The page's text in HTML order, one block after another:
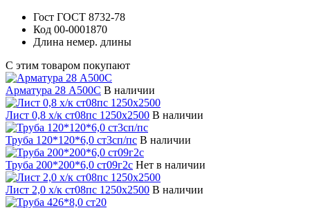
Гост ГОСТ 8732-78
Код 00-0001870
Длина немер. длины
С этим товаром покупают
Арматура 28 А500С В наличии
Лист 0,8 х/к ст08пс 1250х2500 В наличии
Труба 120*120*6,0 ст3сп/пс В наличии
Труба 200*200*6,0 ст09г2с Нет в наличии
Лист 2,0 х/к ст08пс 1250х2500 В наличии